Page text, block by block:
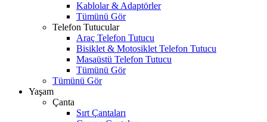
Kablolar & Adaptörler
Tümünü Gör
Telefon Tutucular
Araç Telefon Tutucu
Bisiklet & Motosiklet Telefon Tutucu
Masaüstü Telefon Tutucu
Tümünü Gör
Tümünü Gör
Yaşam
Çanta
Sırt Çantaları